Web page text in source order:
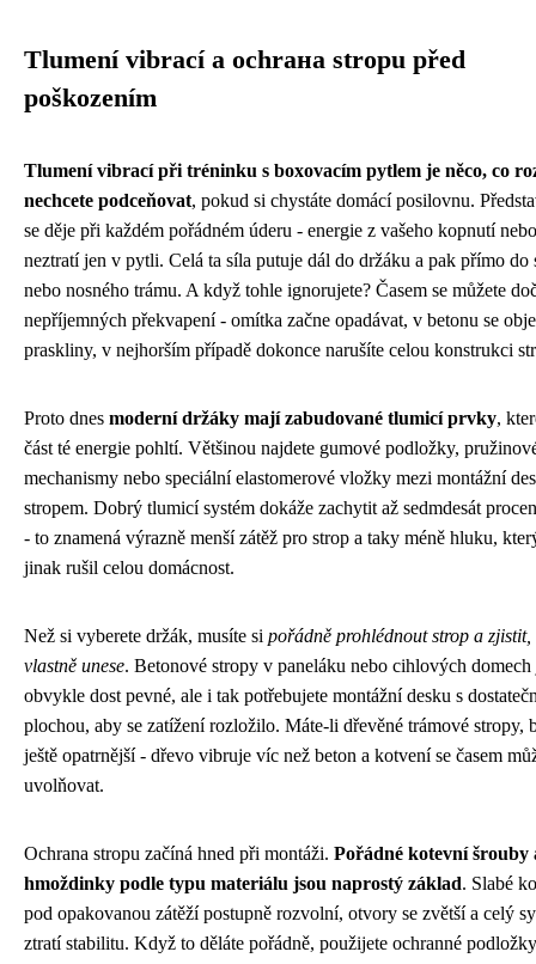
Tlumení vibrací a ochrана stropu před
poškozením
Tlumení vibrací při tréninku s boxovacím pytlem je něco, co
nechcete podceňovat, pokud si chystáte domácí posilovnu.
se děje při každém pořádném úderu - energie z vašeho kopnutí
neztratí jen v pytli. Celá ta síla putuje dál do držáku a pak přímo do
nebo nosného trámu. A když tohle ignorujete? Časem se můžete
nepříjemných překvapení - omítka začne opadávat, v betonu se
praskliny, v nejhorším případě dokonce narušíte celou konstrukci
Proto dnes moderní držáky mají zabudované tlumicí prvky,
část té energie pohltí. Většinou najdete gumové podložky,
mechanismy nebo speciální elastomerové vložky mezi montážní
stropem. Dobrý tlumicí systém dokáže zachytit až sedmdesát
- to znamená výrazně menší zátěž pro strop a taky méně hluku,
jinak rušil celou domácnost.
Než si vyberete držák, musíte si pořádně prohlédnout strop a zjistit,
vlastně unese. Betonové stropy v paneláku nebo cihlových domech
obvykle dost pevné, ale i tak potřebujete montážní desku s
plochou, aby se zatížení rozložilo. Máte-li dřevěné trámové stropy,
ještě opatrnější - dřevo vibruje víc než beton a kotvení se časem
uvolňovat.
Ochrana stropu začíná hned při montáži. Pořádné kotevní šrouby
hmoždinky podle typu materiálu jsou naprostý základ. Slabé
pod opakovanou zátěží postupně rozvolní, otvory se zvětší a celý
ztratí stabilitu. Když to děláte pořádně, použijete ochranné